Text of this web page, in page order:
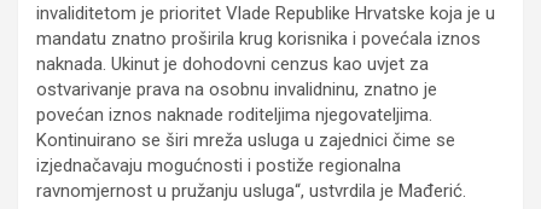
invaliditetom je prioritet Vlade Republike Hrvatske koja je u
mandatu znatno proširila krug korisnika i povećala iznos
naknada. Ukinut je dohodovni cenzus kao uvjet za
ostvarivanje prava na osobnu invalidninu, znatno je
povećan iznos naknade roditeljima njegovateljima.
Kontinuirano se širi mreža usluga u zajednici čime se
izjednačavaju mogućnosti i postiže regionalna
ravnomjernost u pružanju usluga“, ustvrdila je Mađerić.